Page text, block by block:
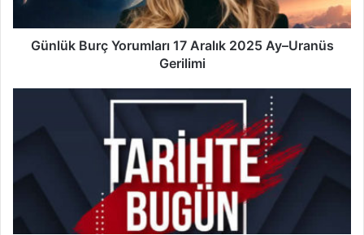
Uranüs
Gerilimi
Günlük Burç Yorumları 17 Aralık 2025 Ay–Uranüs
Gerilimi
Tarihte